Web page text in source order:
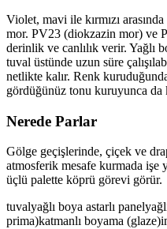
Violet, mavi ile kırmızı arasında
mor. PV23 (diokzazin mor) ve
derinlik ve canlılık verir. Yağlı
tuval üstünde uzun süre
netlikte kalır. Renk
gördüğünüz tonu kuruyunca da
Nerede Parlar
Gölge geçişlerinde, çiçek ve
atmosferik mesafe kurmada işe
üçlü palette köprü görevi görür.
tuvalyağlı boya astarlı panel
prima)katmanlı boyama (glaze)